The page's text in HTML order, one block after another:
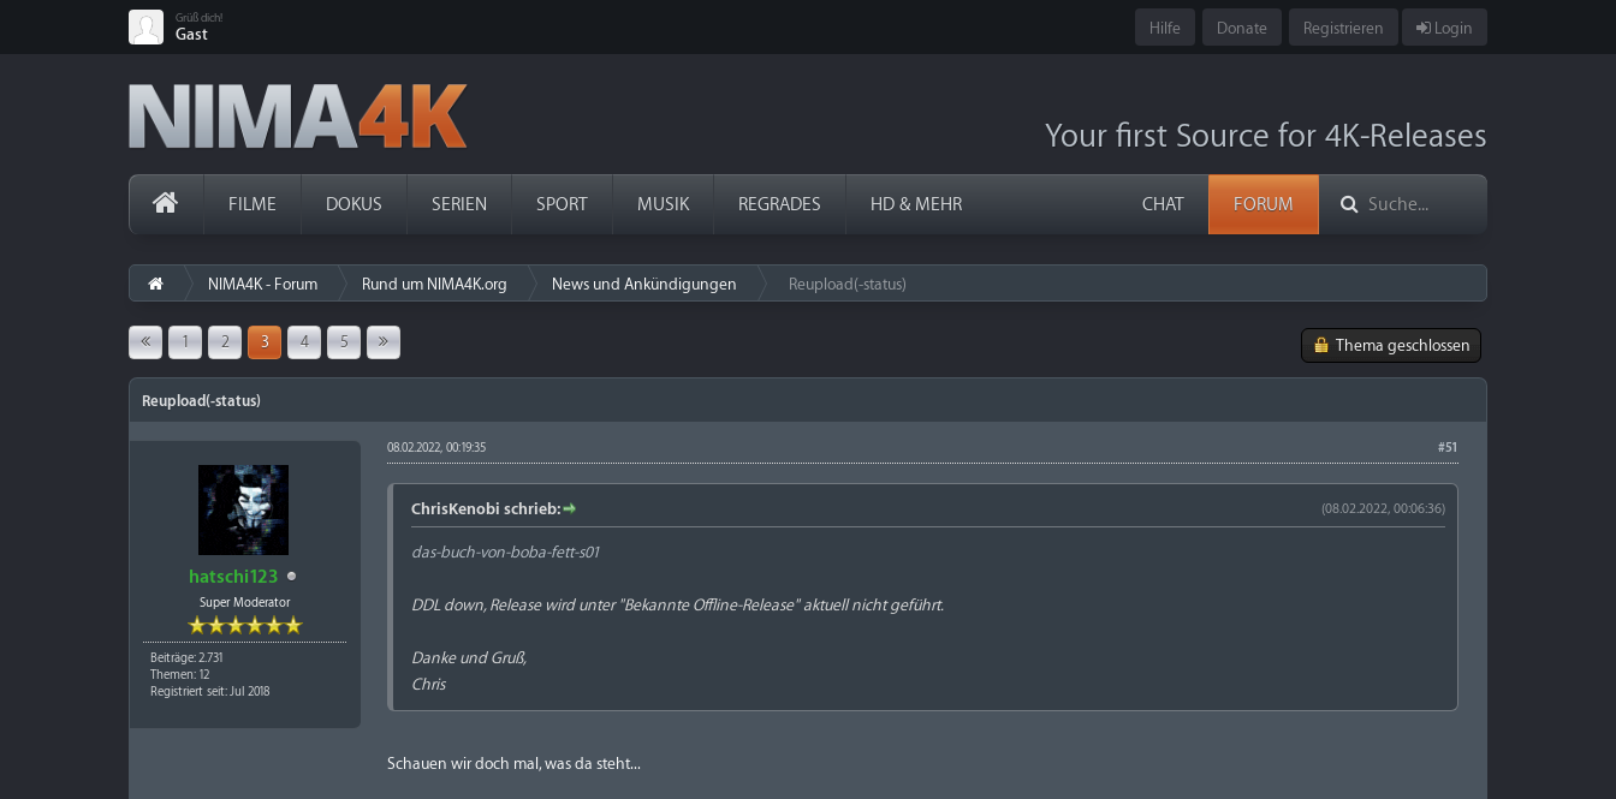
Grüß dich!
Gast Hilfe Donate Registrieren Login
Your first Source for 4K-Releases
FILME DOKUS SERIEN SPORT MUSIK REGRADES HD & MEHR CHAT FORUM
NIMA4K - Forum Rund um NIMA4K.org News und Ankündigungen Reupload(-status)
1 2 3 4 5 Thema geschlossen
Reupload(-status)
hatschi123
Super Moderator
Beiträge: 2.731
Themen: 12
Registriert seit: Jul 2018
#51
08.02.2022, 00:19:35
(08.02.2022, 00:06:36)
ChrisKenobi schrieb:
das-buch-von-boba-fett-s01
DDL down, Release wird unter "Bekannte Offline-Release" aktuell nicht geführt.
Danke und Gruß,
Chris
Schauen wir doch mal, was da steht...